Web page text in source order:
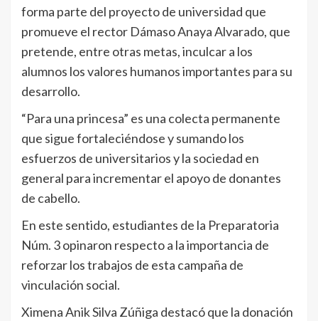
forma parte del proyecto de universidad que
promueve el rector Dámaso Anaya Alvarado, que
pretende, entre otras metas, inculcar a los
alumnos los valores humanos importantes para su
desarrollo.
“Para una princesa” es una colecta permanente
que sigue fortaleciéndose y sumando los
esfuerzos de universitarios y la sociedad en
general para incrementar el apoyo de donantes
de cabello.
En este sentido, estudiantes de la Preparatoria
Núm. 3 opinaron respecto a la importancia de
reforzar los trabajos de esta campaña de
vinculación social.
Ximena Anik Silva Zúñiga destacó que la donación